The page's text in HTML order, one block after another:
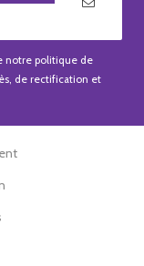
notre politique de
de rectification et